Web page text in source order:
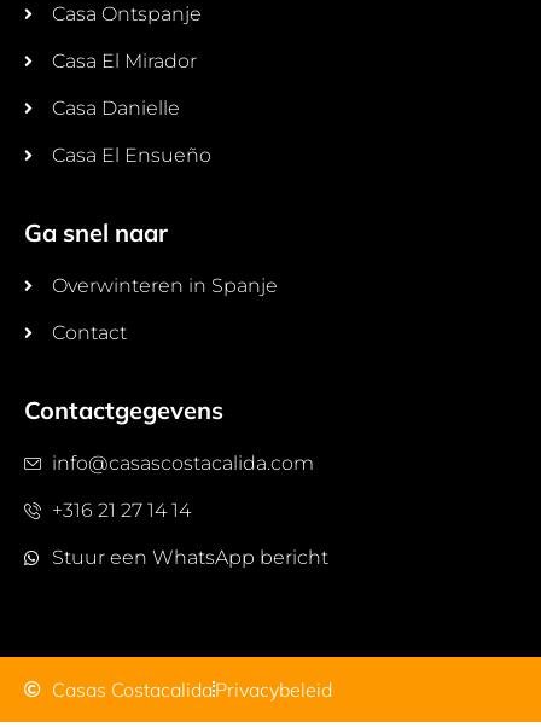
Casa Ontspanje
Casa El Mirador
Casa Danielle
Casa El Ensueño
Ga snel naar
Overwinteren in Spanje
Contact
Contactgegevens
info@casascostacalida.com
+316 21 27 14 14
Stuur een WhatsApp bericht
Casas CostacalidaPrivacybeleid